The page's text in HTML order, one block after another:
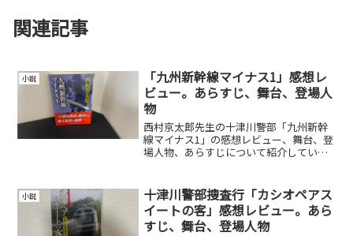
関連記事
小説
「九州新幹線マイナス1」感想レ
ビュー。あらすじ、舞台、登場人
物
西村京太郎先生の十津川警部「九州新幹
線マイナス1」の感想レビュー、舞台、登
場人物、あらすじについて紹介していま
小説
十津川警部捜査行「カシオペアス
イートの客」感想レビュー。あら
すじ、舞台、登場人物